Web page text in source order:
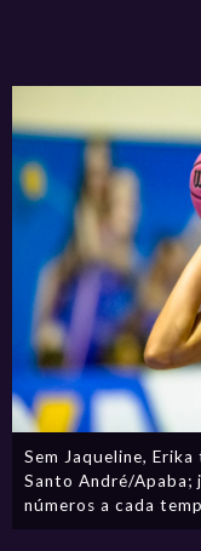
Sem Jaqueline,
Santo André/Apaba;
números a cada